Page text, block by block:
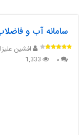
سامانه آب و
افشین
۰
1,333